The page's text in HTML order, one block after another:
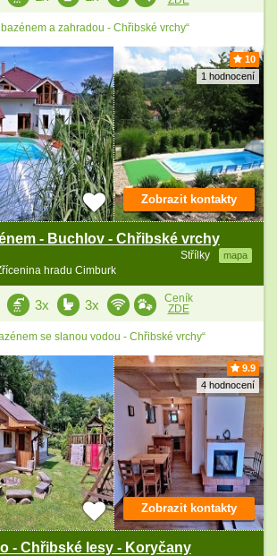
a zahradou - Chřibské vrchy“
10
1 hodnocení
- Buchlov - Chřibské vrchy
Střílky mapa
hradu Cimburk
Zobrazit kontakty
3x 3x
Ceník
ZDE
se slanou vodou - Chřibské vrchy“
9.9
4 hodnocení
- Chřibské lesy - Koryčany
Zobrazit kontakty